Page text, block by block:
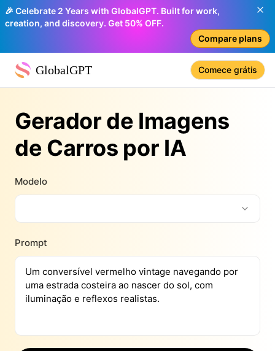
🎉 Celebrate 2 Years with GlobalGPT. Built for work,
creation, and discovery. Get 50% OFF.
Compare plans
GlobalGPT Comece grátis
Gerador de Imagens
de Carros por IA
Modelo
Prompt